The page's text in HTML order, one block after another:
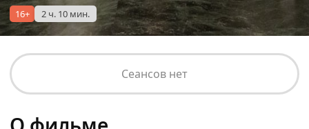
16+ 2 ч. 10 мин.
Сеансов нет